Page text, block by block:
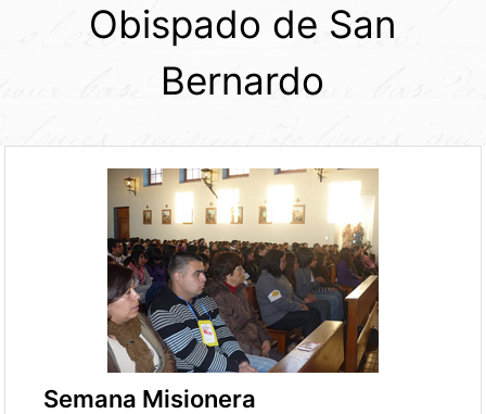
Obispado de San
Bernardo
Semana Misionera